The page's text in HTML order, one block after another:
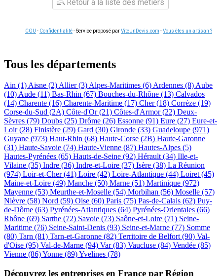
Retour à la liste des métiers
CGU - Confidentialité- Service proposé parViteUnDevis.com -Vous êtes un artisan ?
Tous les départements
Ain (1) Aisne (2) Allier (3) Alpes-Maritimes (6) Ardennes (8) Aube
(10) Aude (11) Bas-Rhin (67) Bouches-du-Rhône (13) Calvados
(14) Charente (16) Charente-Maritime (17) Cher (18) Corrèze (19)
Corse-du-Sud (2A) Côte-d'Or (21) Côtes-d'Armor (22) Deux-
Sèvres (79) Doubs (25) Drôme (26) Essonne (91) Eure (27) Eure-et-
Loir (28) Finistère (29) Gard (30) Gironde (33) Guadeloupe (971)
Guyane (973) Haut-Rhin (68) Haute-Corse (2B) Haute-Garonne
(31) Haute-Savoie (74) Haute-Vienne (87) Hautes-Alpes (5)
Hautes-Pyrénées (65) Hauts-de-Seine (92) Hérault (34) Ille-et-
Vilaine (35) Indre (36) Indre-et-Loire (37) Isère (38) La Réunion
(974) Loir-et-Cher (41) Loire (42) Loire-Atlantique (44) Loiret (45)
Maine-et-Loire (49) Manche (50) Marne (51) Martinique (972)
Mayenne (53) Meurthe-et-Moselle (54) Morbihan (56) Moselle (57)
Nièvre (58) Nord (59) Oise (60) Paris (75) Pas-de-Calais (62) Puy-
de-Dôme (63) Pyrénées-Atlantiques (64) Pyrénées-Orientales (66)
Rhône (69) Sarthe (72) Savoie (73) Saône-et-Loire (71) Seine-
Maritime (76) Seine-Saint-Denis (93) Seine-et-Marne (77) Somme
(80) Tarn (81) Tarn-et-Garonne (82) Territoire de Belfort (90) Val-
d'Oise (95) Val-de-Marne (94) Var (83) Vaucluse (84) Vendée (85)
Vienne (86)Yonne (89)Yvelines (78)
Découvrez les entreprises en France par Région